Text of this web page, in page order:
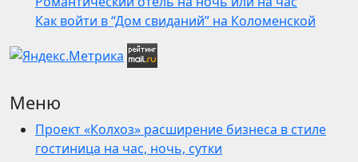
Как войти в “Дом свиданий” на Коломенской
Меню
Проект «Колхоз» расширение бизнеса в стиле
гостиница на час, ночь, сутки